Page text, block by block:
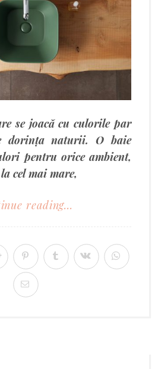
se joacă cu culorile par
dorința naturii. O baie
pentru orice ambient,
cel mai mare,
reading...